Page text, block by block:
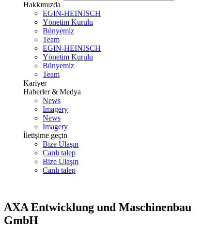
Hakkımızda
EGIN-HEINISCH
Yönetim Kurulu
Bünyemiz
Team
EGIN-HEINISCH
Yönetim Kurulu
Bünyemiz
Team
Kariyer
Haberler & Medya
News
Imagery
News
Imagery
İletişime geçin
Bize Ulaşın
Canlı talep
Bize Ulaşın
Canlı talep
AXA Entwicklung und Maschinenbau
GmbH